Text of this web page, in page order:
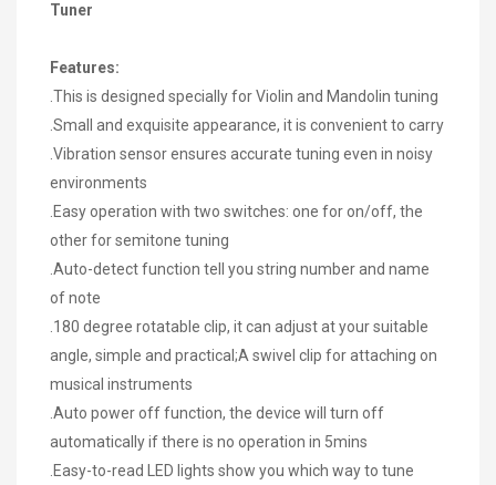
Tuner
Features:
.This is designed specially for Violin and Mandolin tuning
.Small and exquisite appearance, it is convenient to carry
.Vibration sensor ensures accurate tuning even in noisy
environments
.Easy operation with two switches: one for on/off, the
other for semitone tuning
.Auto-detect function tell you string number and name
of note
.180 degree rotatable clip, it can adjust at your suitable
angle, simple and practical ;A swivel clip for attaching on
musical instruments
.Auto power off function, the device will turn off
automatically if there is no operation in 5mins
.Easy-to-read LED lights show you which way to tune